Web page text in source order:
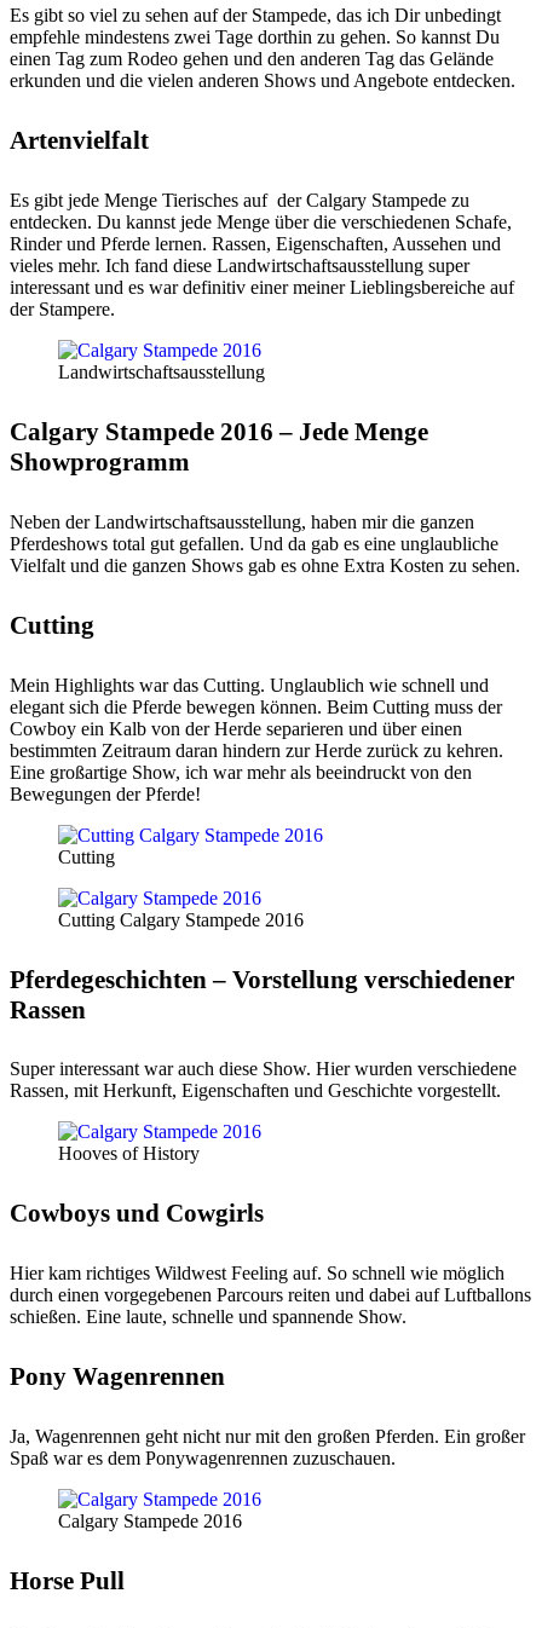
Es gibt so viel zu sehen auf der Stampede, das ich Dir unbedingt
empfehle mindestens zwei Tage dorthin zu gehen. So kannst Du
einen Tag zum Rodeo gehen und den anderen Tag das Gelände
erkunden und die vielen anderen Shows und Angebote entdecken.
Artenvielfalt
Es gibt jede Menge Tierisches auf der Calgary Stampede zu
entdecken. Du kannst jede Menge über die verschiedenen Schafe,
Rinder und Pferde lernen. Rassen, Eigenschaften, Aussehen und
vieles mehr. Ich fand diese Landwirtschaftsausstellung super
interessant und es war definitiv einer meiner Lieblingsbereiche auf
der Stampere.
Landwirtschaftsausstellung
Calgary Stampede 2016 – Jede Menge
Showprogramm
Neben der Landwirtschaftsausstellung, haben mir die ganzen
Pferdeshows total gut gefallen. Und da gab es eine unglaubliche
Vielfalt und die ganzen Shows gab es ohne Extra Kosten zu sehen.
Cutting
Mein Highlights war das Cutting. Unglaublich wie schnell und
elegant sich die Pferde bewegen können. Beim Cutting muss der
Cowboy ein Kalb von der Herde separieren und über einen
bestimmten Zeitraum daran hindern zur Herde zurück zu kehren.
Eine großartige Show, ich war mehr als beeindruckt von den
Bewegungen der Pferde!
Cutting
Cutting Calgary Stampede 2016
Pferdegeschichten – Vorstellung verschiedener
Rassen
Super interessant war auch diese Show. Hier wurden verschiedene
Rassen, mit Herkunft, Eigenschaften und Geschichte vorgestellt.
Hooves of History
Cowboys und Cowgirls
Hier kam richtiges Wildwest Feeling auf. So schnell wie möglich
durch einen vorgegebenen Parcours reiten und dabei auf Luftballons
schießen. Eine laute, schnelle und spannende Show.
Pony Wagenrennen
Ja, Wagenrennen geht nicht nur mit den großen Pferden. Ein großer
Spaß war es dem Ponywagenrennen zuzuschauen.
Calgary Stampede 2016
Horse Pull